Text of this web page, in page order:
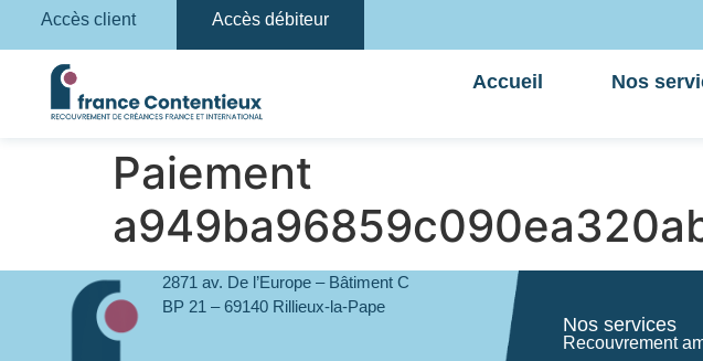
Accès client Accès débiteur
Accueil Nos
Paiement
2871 av. De l’Europe – Bâtiment C
BP 21 – 69140 Rillieux-la-Pape
Nos services
Recouvrement